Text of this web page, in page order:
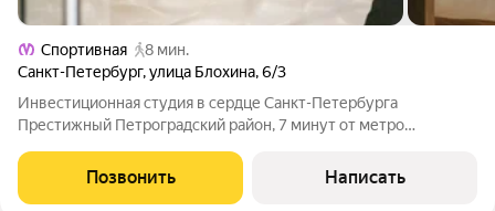
Спортивная
8 мин.
Санкт-Петербург,улица Блохина,6/3
Инвестиционная студия в сердце Санкт-Петербурга
Престижный Петроградский район, 7 минут от метро
начинаются уже со следующего месяца после подписания
договора купли-продажи 8% годовых до июня
Позвонить Написать